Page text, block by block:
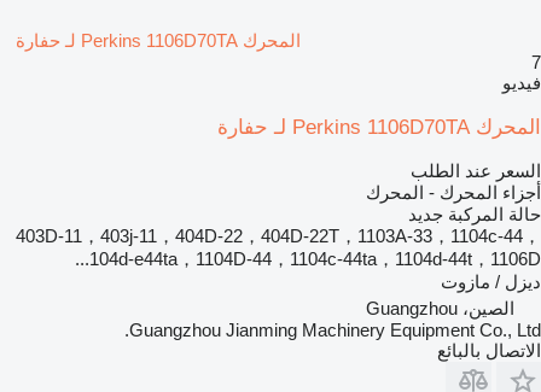
المحرك Perkins 1106D70TA لـ حفارة
7
فيديو
المحرك Perkins 1106D70TA لـ حفارة
السعر عند الطلب
أجزاء المحرك - المحرك
حالة المركبة جديد
403D-11，403j-11，404D‑22，404D‑22T，1103A-33，1104c-44，
104d-e44ta，1104D-44，1104c-44ta，1104d-44t，1106D...
ديزل / مازوت
الصين، Guangzhou
Guangzhou Jianming Machinery Equipment Co., Ltd.
الاتصال بالبائع